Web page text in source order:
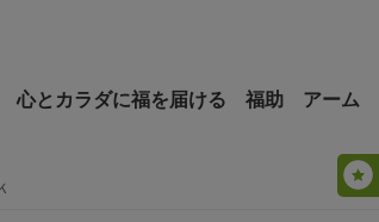
心とカラダに福を届ける 福助 アーム